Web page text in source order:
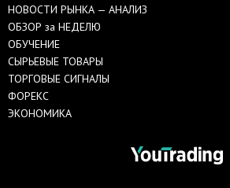
НОВОСТИ РЫНКА — АНАЛИЗ
ОБЗОР за НЕДЕЛЮ
ОБУЧЕНИЕ
СЫРЬЕВЫЕ ТОВАРЫ
ТОРГОВЫЕ СИГНАЛЫ
ФОРЕКС
ЭКОНОМИКА